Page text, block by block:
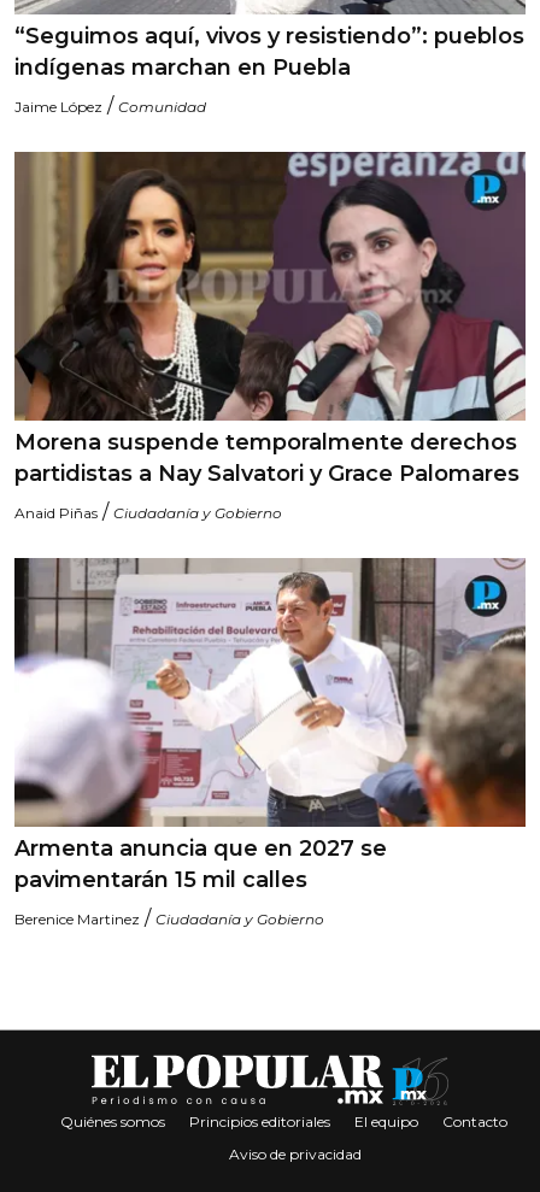
“Seguimos aquí, vivos y resistiendo”: pueblos
indígenas marchan en Puebla
Jaime López / Comunidad
Morena suspende temporalmente derechos
partidistas a Nay Salvatori y Grace Palomares
Anaid Piñas / Ciudadanía y Gobierno
Armenta anuncia que en 2027 se
pavimentarán 15 mil calles
Berenice Martinez / Ciudadanía y Gobierno
Quiénes somos Principios editoriales El equipo
Contacto
Aviso de privacidad